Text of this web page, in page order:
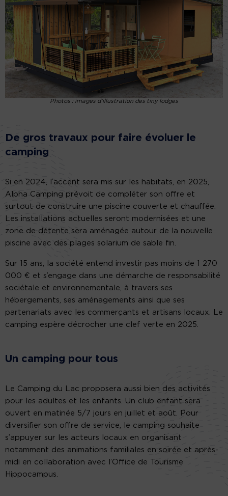
Photos : images d’illustration des tiny lodges
De gros travaux pour faire évoluer le
camping
Si en 2024, l’accent sera mis sur les habitats, en 2025,
Alpha Camping prévoit de compléter son offre et
surtout de construire une piscine couverte et chauffée.
Les installations actuelles seront modernisées et une
zone de détente sera aménagée autour de la nouvelle
piscine avec des plages solarium de sable fin.
Sur 15 ans, la société entend investir pas moins de 1 270
000 € et s’engage dans une démarche de responsabilité
sociétale et environnementale, à travers ses
hébergements, ses aménagements ainsi que ses
partenariats avec les commerçants et artisans locaux. Le
camping espère décrocher une clef verte en 2025.
Un camping pour tous
Le Camping du Lac proposera aussi bien des activités
pour les adultes et les enfants. Un club enfant sera
ouvert en matinée 5/7 jours en juillet et août. Pour
diversifier son offre de service, le camping souhaite
s’appuyer sur les acteurs locaux en organisant
notamment des animations familiales en soirée et après-
midi en collaboration avec l’Office de Tourisme
Hippocampus.